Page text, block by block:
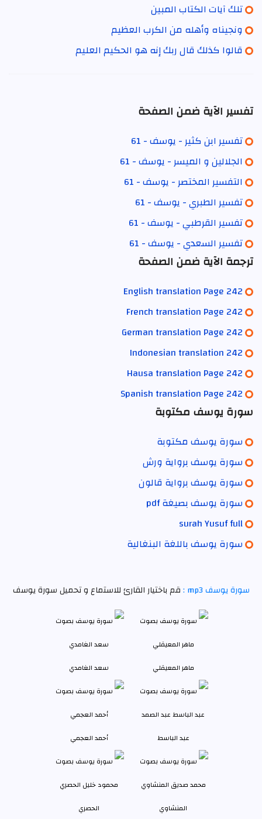
تلك آيات الكتاب المبين
ونجيناه وأهله من الكرب العظيم
قالوا كذلك قال ربك إنه هو الحكيم العليم
تفسير الآية ضمن الصفحة
تفسير ابن كثير - يوسف - 61
الجلالين و الميسر - يوسف - 61
التفسير المختصر - يوسف - 61
تفسير الطبري - يوسف - 61
تفسير القرطبي - يوسف - 61
تفسير السعدي - يوسف - 61
ترجمة الآية ضمن الصفحة
English translation Page 242
French translation Page 242
German translation Page 242
Indonesian translation 242
Hausa translation Page 242
Spanish translation Page 242
سورة يوسف مكتوبة
سورة يوسف مكتوبة
سورة يوسف برواية ورش
سورة يوسف برواية قالون
سورة يوسف بصيغة pdf
surah Yusuf full
سورة يوسف باللغة البنغالية
سورة يوسف mp3 : قم باختيار القارئ للاستماع و تحميل سورة يوسف
ماهر المعيقلي سعد الغامدي
عبد الباسط أحمد العجمي
المنشاوي الحصري